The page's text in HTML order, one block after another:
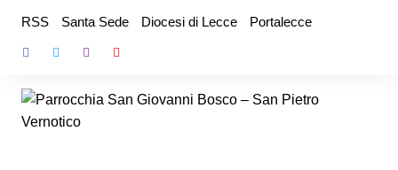
contenuto
RSS Santa Sede Diocesi di Lecce Portalecce